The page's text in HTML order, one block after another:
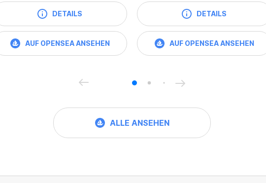
DETAILS
AUF OPENSEA ANSEHEN
DETAILS
AUF OPENSEA ANSEHEN
ALLE ANSEHEN